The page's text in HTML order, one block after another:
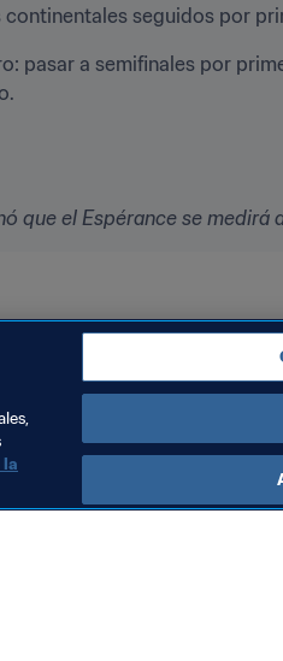
seguidos por
pasar a semifinales por
que el Espérance se medirá
la